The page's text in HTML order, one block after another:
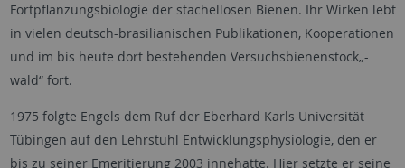
Fortpflanzungsbiologie der stachellosen Bienen. Ihr Wirken lebt
in vielen deutsch-brasilianischen Publikationen, Kooperationen
und im bis heute dort bestehenden Versuchsbienenstock„-
wald“ fort.
1975 folgte Engels dem Ruf der Eberhard Karls Universität
Tübingen auf den Lehrstuhl Entwicklungsphysiologie, den er
bis zu seiner Emeritierung 2003 innehatte. Hier setzte er seine